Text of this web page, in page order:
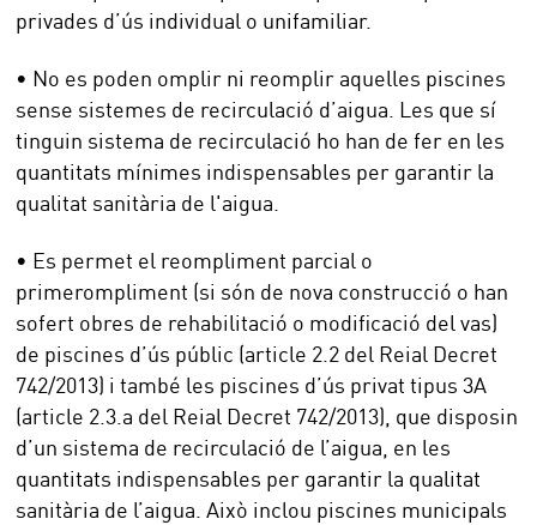
privades d’ús individual o unifamiliar.
• No es poden omplir ni reomplir aquelles piscines
sense sistemes de recirculació d’aigua. Les que sí
tinguin sistema de recirculació ho han de fer en les
quantitats mínimes indispensables per garantir la
qualitat sanitària de l'aigua.
• Es permet el reompliment parcial o
primerompliment (si són de nova construcció o han
sofert obres de rehabilitació o modificació del vas)
de piscines d’ús públic (article 2.2 del Reial Decret
742/2013) i també les piscines d’ús privat tipus 3A
(article 2.3.a del Reial Decret 742/2013), que disposin
d’un sistema de recirculació de l’aigua, en les
quantitats indispensables per garantir la qualitat
sanitària de l’aigua. Això inclou piscines municipals